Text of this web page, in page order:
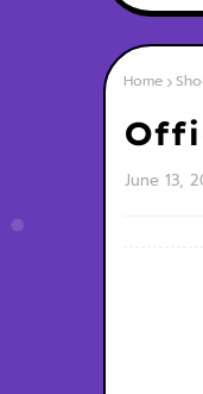
Home
June 13,